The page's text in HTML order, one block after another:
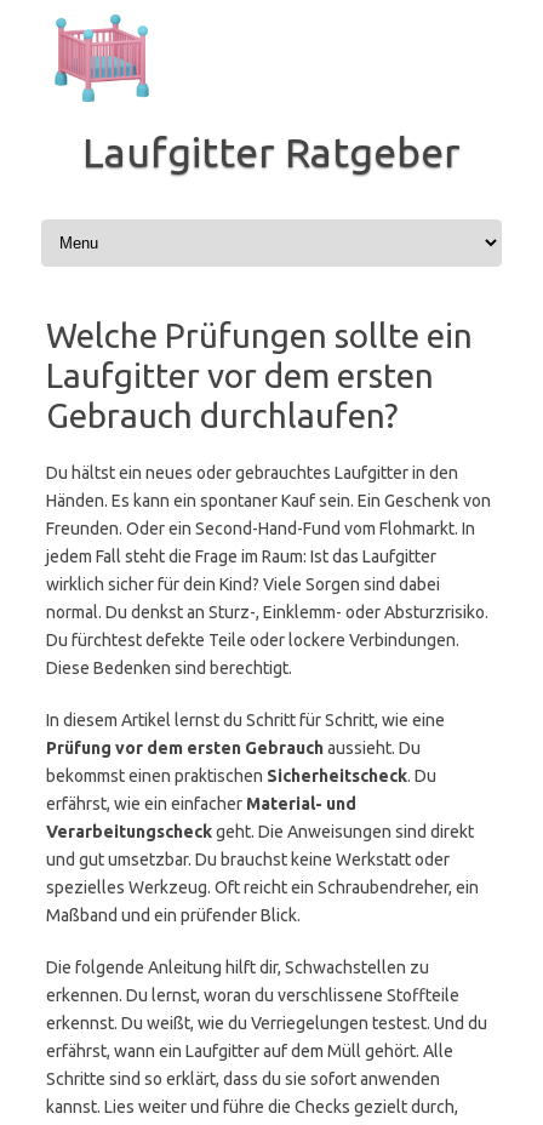
Inhalt
springen
Laufgitter Ratgeber
Welche Prüfungen sollte ein
Laufgitter vor dem ersten
Gebrauch durchlaufen?
Du hältst ein neues oder gebrauchtes Laufgitter in den
Händen. Es kann ein spontaner Kauf sein. Ein Geschenk von
Freunden. Oder ein Second-Hand-Fund vom Flohmarkt. In
jedem Fall steht die Frage im Raum: Ist das Laufgitter
wirklich sicher für dein Kind? Viele Sorgen sind dabei
normal. Du denkst an Sturz-, Einklemm- oder Absturzrisiko.
Du fürchtest defekte Teile oder lockere Verbindungen.
Diese Bedenken sind berechtigt.
In diesem Artikel lernst du Schritt für Schritt, wie eine
Prüfung vor dem ersten Gebrauchaussieht. Du
bekommst einen praktischen Sicherheitscheck. Du
erfährst, wie ein einfacher Material- und
Verarbeitungscheckgeht. Die Anweisungen sind direkt
und gut umsetzbar. Du brauchst keine Werkstatt oder
spezielles Werkzeug. Oft reicht ein Schraubendreher, ein
Maßband und ein prüfender Blick.
Die folgende Anleitung hilft dir, Schwachstellen zu
erkennen. Du lernst, woran du verschlissene Stoffteile
erkennst. Du weißt, wie du Verriegelungen testest. Und du
erfährst, wann ein Laufgitter auf dem Müll gehört. Alle
Schritte sind so erklärt, dass du sie sofort anwenden
kannst. Lies weiter und führe die Checks gezielt durch,